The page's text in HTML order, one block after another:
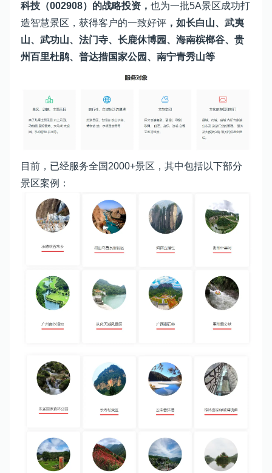
科技（002908）的战略投资， 也为一批5A景区成功打
造智慧景区，获得客户的一致好评 ，如长白山、武夷
山、武功山、法门寺、长鹿休博园、海南槟榔谷、贵
州百里杜鹃、普达措国家公园、南宁青秀山等
目前，已经服务全国2000+景区，其中包括以下部分
景区案例：